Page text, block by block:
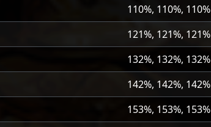
110%, 110%, 110%
121%, 121%, 121%
132%, 132%, 132%
142%, 142%, 142%
153%, 153%, 153%